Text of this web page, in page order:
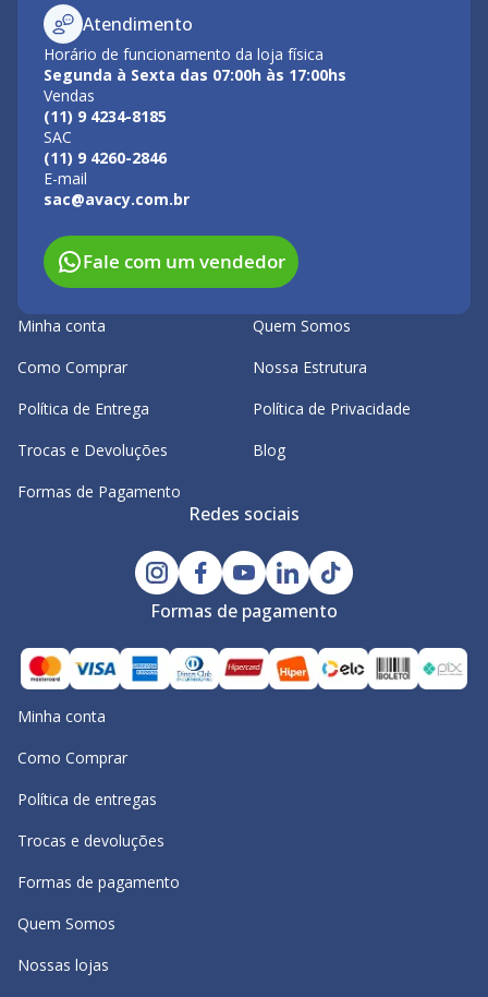
Atendimento
Horário de funcionamento da loja física
Segunda à Sexta das 07:00h às 17:00hs
Vendas
(11) 9 4234-8185
SAC
(11) 9 4260-2846
E-mail
sac@avacy.com.br
Fale com um vendedor
Minha conta
Como Comprar
Política de Entrega
Trocas e Devoluções
Formas de Pagamento
Quem Somos
Nossa Estrutura
Política de Privacidade
Blog
Redes sociais
Formas de pagamento
Minha conta
Como Comprar
Política de entregas
Trocas e devoluções
Formas de pagamento
Quem Somos
Nossas lojas